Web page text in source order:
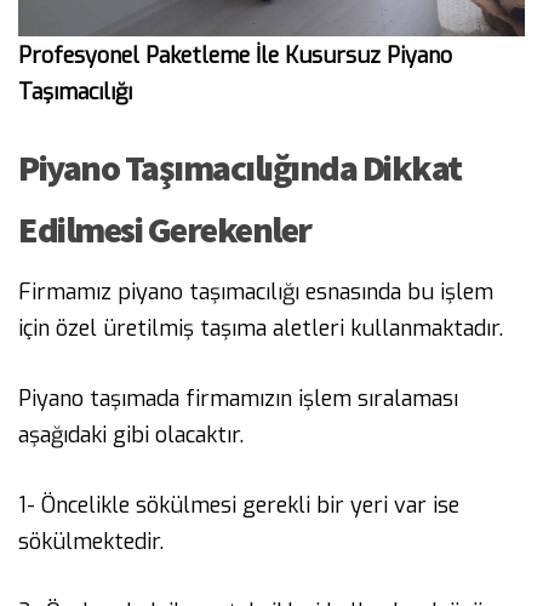
Profesyonel Paketleme İle Kusursuz Piyano
Taşımacılığı
Piyano Taşımacılığında Dikkat
Edilmesi Gerekenler
Firmamız piyano taşımacılığı esnasında bu işlem
için özel üretilmiş taşıma aletleri kullanmaktadır.
Piyano taşımada firmamızın işlem sıralaması
aşağıdaki gibi olacaktır.
1- Öncelikle sökülmesi gerekli bir yeri var ise
sökülmektedir.